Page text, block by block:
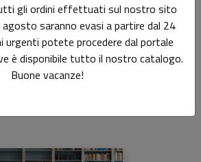
di casa
e gestirla meglio
gli ordini effettuati sul nostro sito
saranno evasi a partire dal 24
urgenti potete procedere dal portale
è disponibile tutto il nostro catalogo.
Buone vacanze!